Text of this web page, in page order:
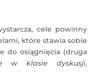
cele powinny
które stawia sobie
do osiągnięcia (druga
w klasie dyskusji,